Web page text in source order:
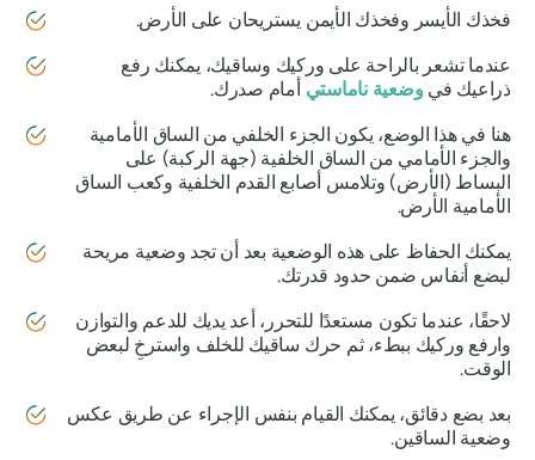
فخذك الأيسر وفخذك الأيمن يستريحان على الأرض.
عندما تشعر بالراحة على وركيك وساقيك، يمكنك رفع
ذراعيك في وضعية ناماستيأمام صدرك.
هنا في هذا الوضع، يكون الجزء الخلفي من الساق الأمامية
والجزء الأمامي من الساق الخلفية (جهة الركبة) على
البساط (الأرض) وتلامس أصابع القدم الخلفية وكعب الساق
الأمامية الأرض.
يمكنك الحفاظ على هذه الوضعية بعد أن تجد وضعية مريحة
لبضع أنفاس ضمن حدود قدرتك.
لاحقًا، عندما تكون مستعدًا للتحرر، أعد يديك للدعم والتوازن
وارفع وركيك ببطء، ثم حرك ساقيك للخلف واسترخِ لبعض
الوقت.
بعد بضع دقائق، يمكنك القيام بنفس الإجراء عن طريق عكس
وضعية الساقين.